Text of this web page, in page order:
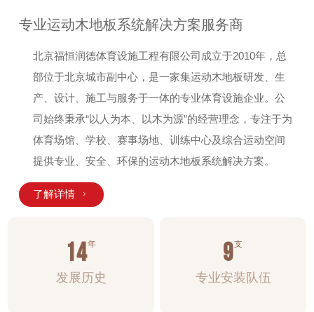
专业运动木地板系统解决方案服务商
北京福恒润德体育设施工程有限公司成立于2010年，总
部位于北京城市副中心，是一家集运动木地板研发、生
产、设计、施工与服务于一体的专业体育设施企业。公
司始终秉承“以人为本、以木为源”的经营理念，专注于为
体育场馆、学校、赛事场地、训练中心及综合运动空间
提供专业、安全、环保的运动木地板系统解决方案。
了解详情 
16年
发展历史
10支
专业安装队伍